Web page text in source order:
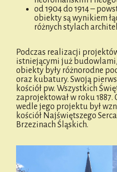
od 1904 do 1914 –
obiekty są wynikiem
różnych stylach
Podczas realizacji
istniejącymi już
obiekty były różnorodne
oraz kubatury. Swoją
kościół pw. Wszystkich
zaprojektował w roku
wedle jego projektu był
kościół Najświętszego
Brzezinach Śląskich.